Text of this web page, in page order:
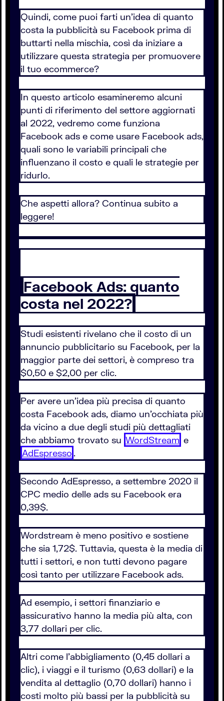
Quindi, come puoi farti un’idea di quanto
costa la pubblicità su Facebook prima di
buttarti nella mischia, così da iniziare a
utilizzare questa strategia per promuovere
il tuo ecommerce?
In questo articolo esamineremo alcuni
punti di riferimento del settore aggiornati
al 2022, vedremo come funziona
Facebook ads e come usare Facebook ads,
quali sono le variabili principali che
influenzano il costo e quali le strategie per
ridurlo.
Che aspetti allora? Continua subito a
leggere!
Facebook Ads: quanto
costa nel 2022?
Studi esistenti rivelano che il costo di un
annuncio pubblicitario su Facebook, per la
maggior parte dei settori, è compreso tra
$0,50 e $2,00 per clic.
Per avere un’idea più precisa di quanto
costa Facebook ads, diamo un’occhiata più
da vicino a due degli studi più dettagliati
che abbiamo trovato su WordStream e
AdEspresso .
Secondo AdEspresso, a settembre 2020 il
CPC medio delle ads su Facebook era
0,39$.
Wordstream è meno positivo e sostiene
che sia 1,72$. Tuttavia, questa è la media di
tutti i settori, e non tutti devono pagare
così tanto per utilizzare Facebook ads.
Ad esempio, i settori finanziario e
assicurativo hanno la media più alta, con
3,77 dollari per clic.
Altri come l’abbigliamento (0,45 dollari a
clic), i viaggi e il turismo (0,63 dollari) e la
vendita al dettaglio (0,70 dollari) hanno i
costi molto più bassi per la pubblicità su